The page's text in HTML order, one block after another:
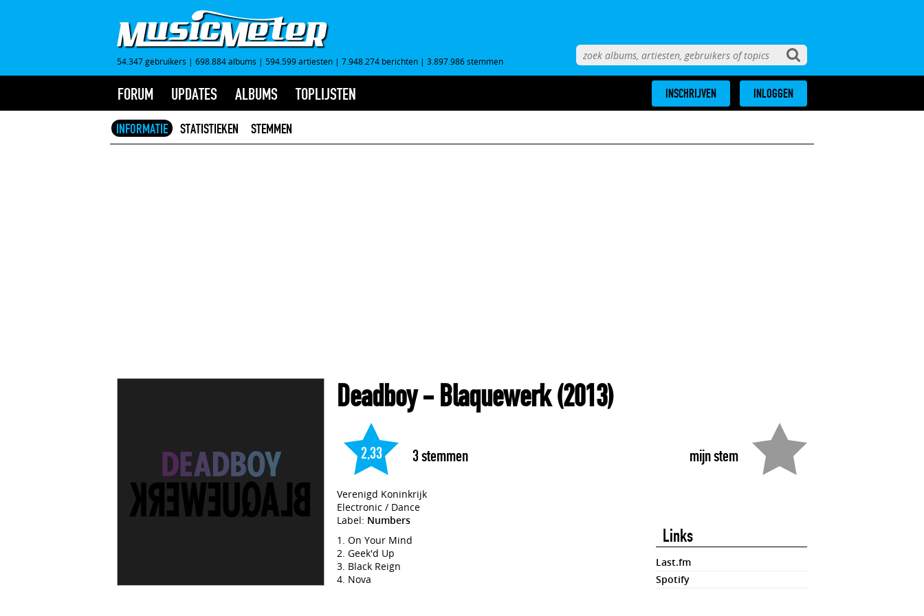
54.347 gebruikers | 698.884 albums | 594.599 artiesten | 7.948.274 berichten | 3.897.986 stemmen
FORUM UPDATES ALBUMS TOPLIJSTEN INSCHRIJVEN INLOGGEN
INFORMATIE STATISTIEKEN STEMMEN
Deadboy- Blaquewerk(2013)
mijn stem
2,33 3stemmen
Verenigd Koninkrijk
Electronic / Dance
Label: Numbers
On Your Mind
Geek'd Up
Black Reign
Nova
Links
Last.fm
Spotify